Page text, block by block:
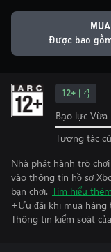
Được bao
12+
Bạo lực Vừa
Tương tác
Nhà phát hành trò
vào thông tin hồ sơ
bạn chơi. Tìm hiểu thêm
+Ưu đãi khi mua hàng
Thông tin kiểm soát